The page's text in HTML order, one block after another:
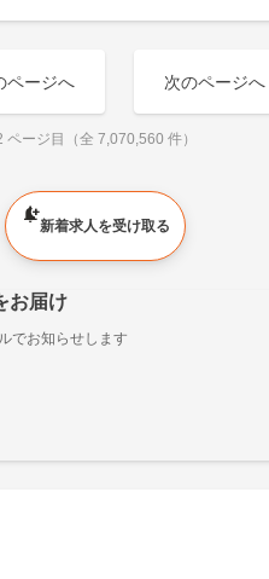
ページへ 次のページへ
ページ目（全 7,070,560 件）
新着求人を受け取る
お届け
でお知らせします